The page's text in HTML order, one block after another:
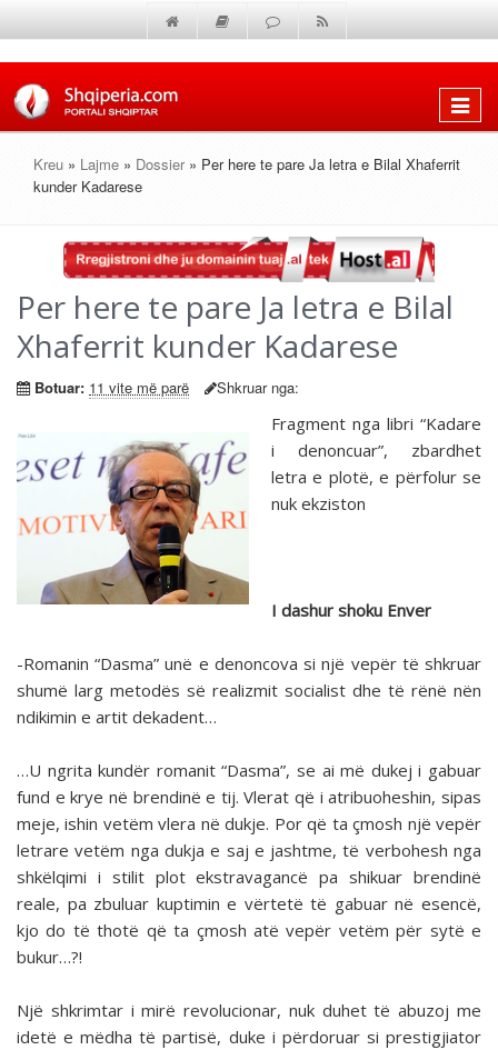
Shfaq
Kreu » Lajme » Dossier » Per here te pare Ja letra e Bilal Xhaferrit
kunder Kadarese
Per here te pare Ja letra e Bilal
Xhaferrit kunder Kadarese
Botuar: 11 vite më parë Shkruar nga:
Fragment nga libri “Kadare
i denoncuar”, zbardhet
letra e plotë, e përfolur se
nuk ekziston
I dashur shoku Enver
-Romanin “Dasma” unë e denoncova si një vepër të shkruar
shumë larg metodës së realizmit socialist dhe të rënë nën
ndikimin e artit dekadent…
…U ngrita kundër romanit “Dasma”, se ai më dukej i gabuar
fund e krye në brendinë e tij. Vlerat që i atribuoheshin, sipas
meje, ishin vetëm vlera në dukje. Por që ta çmosh një vepër
letrare vetëm nga dukja e saj e jashtme, të verbohesh nga
shkëlqimi i stilit plot ekstravagancë pa shikuar brendinë
reale, pa zbuluar kuptimin e vërtetë të gabuar në esencë,
kjo do të thotë që ta çmosh atë vepër vetëm për sytë e
bukur…?!
Një shkrimtar i mirë revolucionar, nuk duhet të abuzoj me
idetë e mëdha të partisë, duke i përdoruar si prestigjiator